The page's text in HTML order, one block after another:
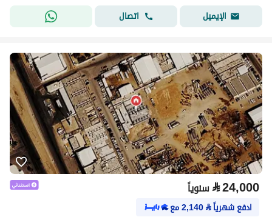
الإيميل اتصال
⃁24,000 سنوياً
ادفع شهرياً⃁
2,140مع